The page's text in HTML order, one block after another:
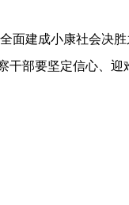
建成小康社会决胜
干部要坚定信心、